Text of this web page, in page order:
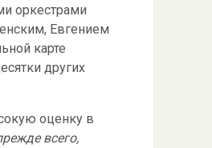
оркестрами
Евгением
карте
других
оценку в
всего,